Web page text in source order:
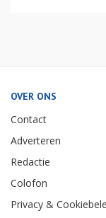
OVER ONS
Contact
Adverteren
Redactie
Colofon
Privacy &